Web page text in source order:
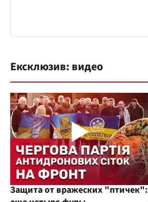
Ексклюзив: видео
Защита от вражеских "птичек":